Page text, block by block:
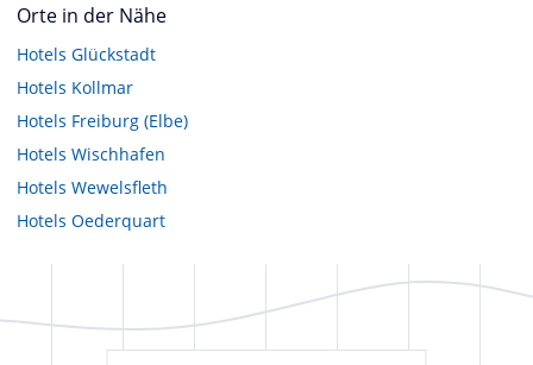
Orte in der Nähe
Hotels Glückstadt
Hotels Kollmar
Hotels Freiburg (Elbe)
Hotels Wischhafen
Hotels Wewelsfleth
Hotels Oederquart